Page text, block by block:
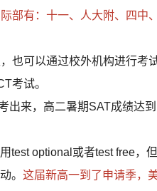
部有：十一、人大附、四中
也可以通过校外机构进行考
考试。
出来，高二暑期SAT成绩达
test optional或者test free，
。 这届新高一到了申请季，